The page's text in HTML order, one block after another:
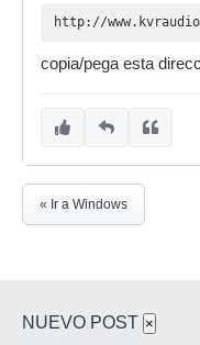
http://
copia/pega esta
« Ir a Windows
NUEVO POST ×